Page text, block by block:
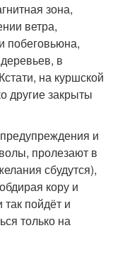
зона,
ветра,
побеговьюна,
в
на куршской
другие закрыты
и
пролезают в
сбудутся),
кору и
пойдёт и
только на